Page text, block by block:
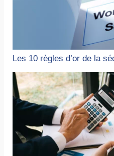
Les 10 règles d’or de la